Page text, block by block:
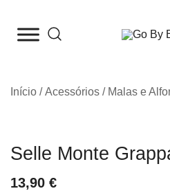
para
Início /Acessórios / Malas e
Selle Monte
13,90 €